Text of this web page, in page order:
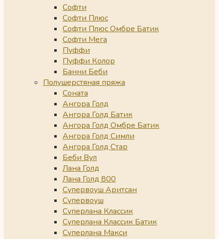
Софти
Софти Плюс
Софти Плюс Омбре Батик
Софти Мега
Пуффи
Пуффи Колор
Банни Беби
Полушерстяная пряжа
Соната
Ангора Голд
Ангора Голд Батик
Ангора Голд Омбре Батик
Ангора Голд Симли
Ангора Голд Стар
Беби Вул
Лана Голд
Лана Голд 800
Супервоуш Аритсан
Супервоуш
Суперлана Классик
Суперлана Классик Батик
Суперлана Макси